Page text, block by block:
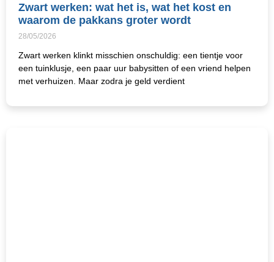
Zwart werken: wat het is, wat het kost en
waarom de pakkans groter wordt
28/05/2026
Zwart werken klinkt misschien onschuldig: een tientje voor
een tuinklusje, een paar uur babysitten of een vriend helpen
met verhuizen. Maar zodra je geld verdient